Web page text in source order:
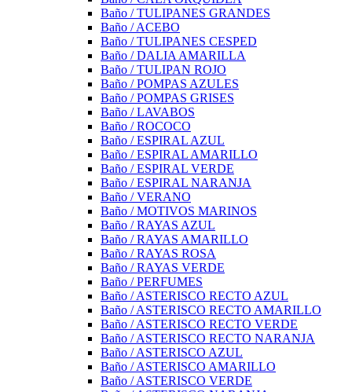
Baño / TULIPANES GRANDES
Baño / ACEBO
Baño / TULIPANES CESPED
Baño / DALIA AMARILLA
Baño / TULIPAN ROJO
Baño / POMPAS AZULES
Baño / POMPAS GRISES
Baño / LAVABOS
Baño / ROCOCO
Baño / ESPIRAL AZUL
Baño / ESPIRAL AMARILLO
Baño / ESPIRAL VERDE
Baño / ESPIRAL NARANJA
Baño / VERANO
Baño / MOTIVOS MARINOS
Baño / RAYAS AZUL
Baño / RAYAS AMARILLO
Baño / RAYAS ROSA
Baño / RAYAS VERDE
Baño / PERFUMES
Baño / ASTERISCO RECTO AZUL
Baño / ASTERISCO RECTO AMARILLO
Baño / ASTERISCO RECTO VERDE
Baño / ASTERISCO RECTO NARANJA
Baño / ASTERISCO AZUL
Baño / ASTERISCO AMARILLO
Baño / ASTERISCO VERDE